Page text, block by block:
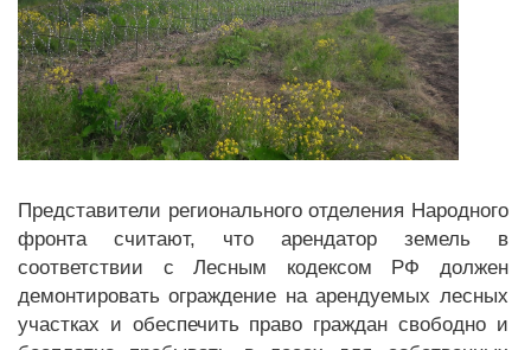
Представители регионального отделения Народного
фронта считают, что арендатор земель в
соответствии с Лесным кодексом РФ должен
демонтировать ограждение на арендуемых лесных
участках и обеспечить право граждан свободно и